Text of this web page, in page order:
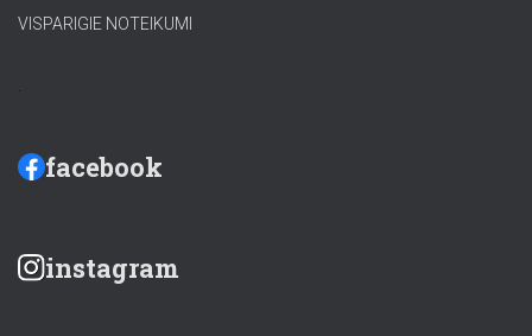
VISPARIGIE NOTEIKUMI
facebook
instagram